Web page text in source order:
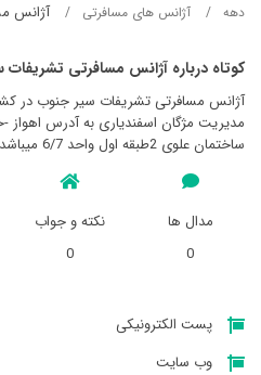
دهه آژانس های مسافرتی آژانس
کوتاه درباره آژانس مسافرتی
آژانس مسافرتی تشريفات سير جنوب در
مدیریت مژگان اسفندیاری به آدرس اهواز -
ساختمان علوی 2طبقه اول واحد 6/7 میباشد
مدال ها
0
نکته و جواب
0
پست الکترونیکی
وب سایت